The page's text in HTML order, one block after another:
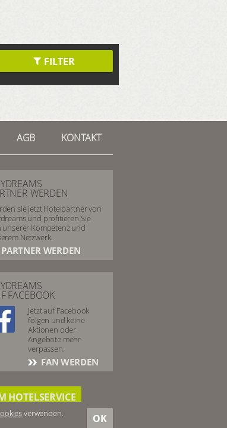
FILTER
AGB KONTAKT
WERDEN
sie jetzt Hotelpartner von
und profitieren Sie
unserer Kompetenz und
Netzwerk.
PARTNER WERDEN
FACEBOOK
Jetzt auf Facebook
folgen und keine
Aktionen oder
Angebote mehr
verpassen.
FAN WERDEN
HOTELSERVICE
verwenden. OK